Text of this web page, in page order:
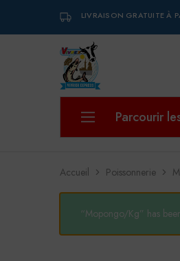
LIVRAISON GRATUITE À
VIVREX
Parcourir
Boissons et eaux
Boucherie
Accueil Poissonnerie
“Mopongo/Kg” has